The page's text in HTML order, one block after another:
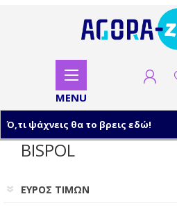
ΣΥΝΔΕΣΗ
BISPOL
ΕΥΡΟΣ ΤΙΜΩΝ